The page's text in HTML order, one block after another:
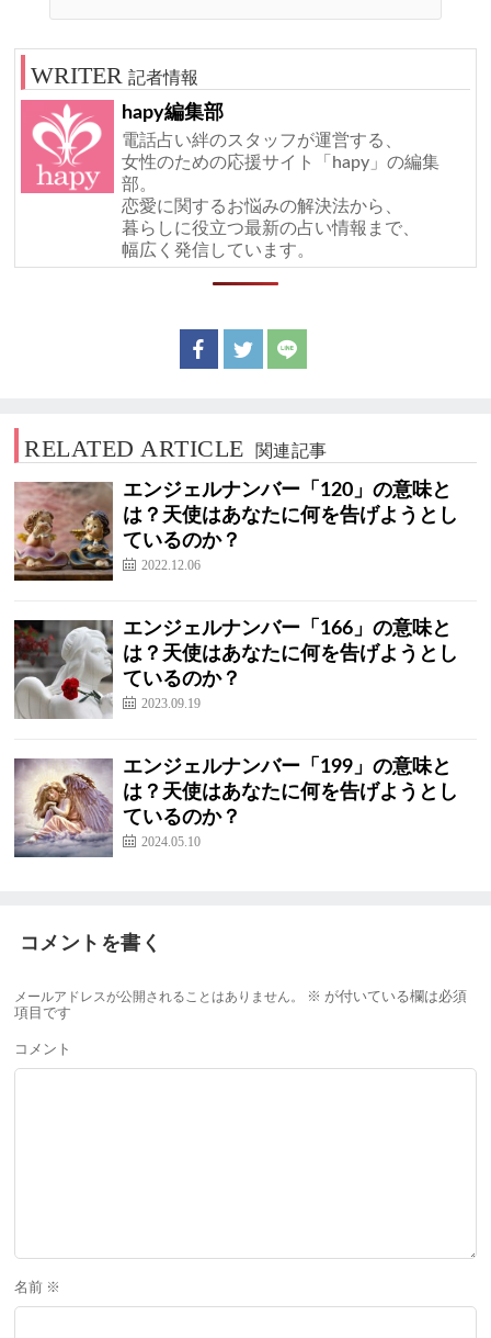
記者情報
hapy編集部
電話占い絆のスタッフが運営する、
女性のための応援サイト「hapy」の編集
部。
恋愛に関するお悩みの解決法から、
暮らしに役立つ最新の占い情報まで、
幅広く発信しています。
RELATED ARTICLE 関連記事
エンジェルナンバー「120」の意味と
は？天使はあなたに何を告げようとし
ているのか？
2022.12.06
エンジェルナンバー「166」の意味と
は？天使はあなたに何を告げようとし
ているのか？
2023.09.19
エンジェルナンバー「199」の意味と
は？天使はあなたに何を告げようとし
ているのか？
2024.05.10
コメントを書く
メールアドレスが公開されることはありません。 ※ が付いている欄は必須
項目です
コメント
名前 ※